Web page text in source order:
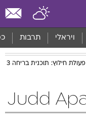
ויראלי תרבות
פעולת חילוץ: תוכנית בריחה 3